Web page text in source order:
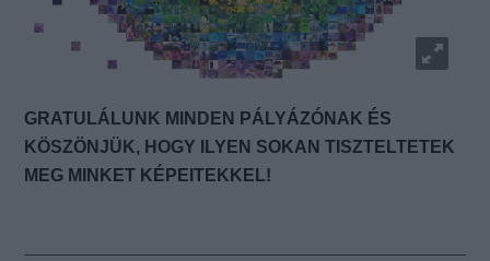
GRATULÁLUNK MINDEN PÁLYÁZÓNAK ÉS
KÖSZÖNJÜK, HOGY ILYEN SOKAN TISZTELTETEK
MEG MINKET KÉPEITEKKEL!